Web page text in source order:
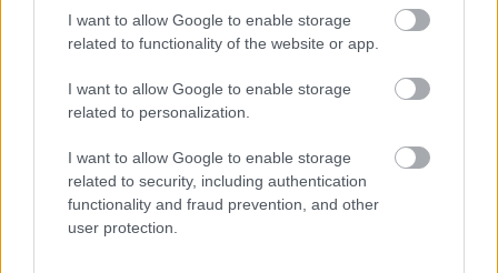
I want to allow Google to enable storage
related to functionality of the website or app.
I want to allow Google to enable storage
related to personalization.
I want to allow Google to enable storage
related to security, including authentication
functionality and fraud prevention, and other
user protection.